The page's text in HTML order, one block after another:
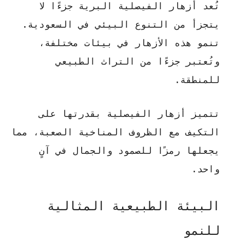
تُعد أزهار الفيصلية البرية جزءًا لا
يتجزأ من التنوع البيئي في السعودية.
تنمو هذه الأزهار في بيئات مختلفة،
وتُعتبر جزءًا من التراث الطبيعي
للمنطقة.
تتميز أزهار الفيصلية بقدرتها على
التكيف مع الظروف المناخية الصعبة، مما
يجعلها رمزًا للصمود والجمال في آنٍ
واحد.
البيئة الطبيعية المثالية
للنمو